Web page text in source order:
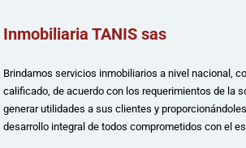
Inmobiliaria TANIS sas
Brindamos servicios inmobiliarios a nivel nacional,
calificado, de acuerdo con los requerimientos de la
generar utilidades a sus clientes y
desarrollo integral de todos comprometidos con el